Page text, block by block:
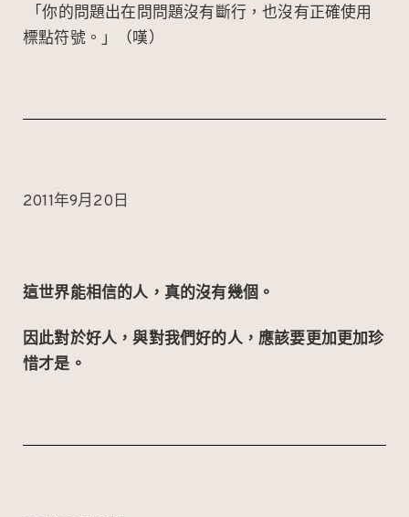
「你的問題出在問問題沒有斷行，也沒有正確使用
標點符號。」（嘆）
2011年9月20日
這世界能相信的人，真的沒有幾個。
因此對於好人，與對我們好的人，應該要更加更加珍
惜才是。